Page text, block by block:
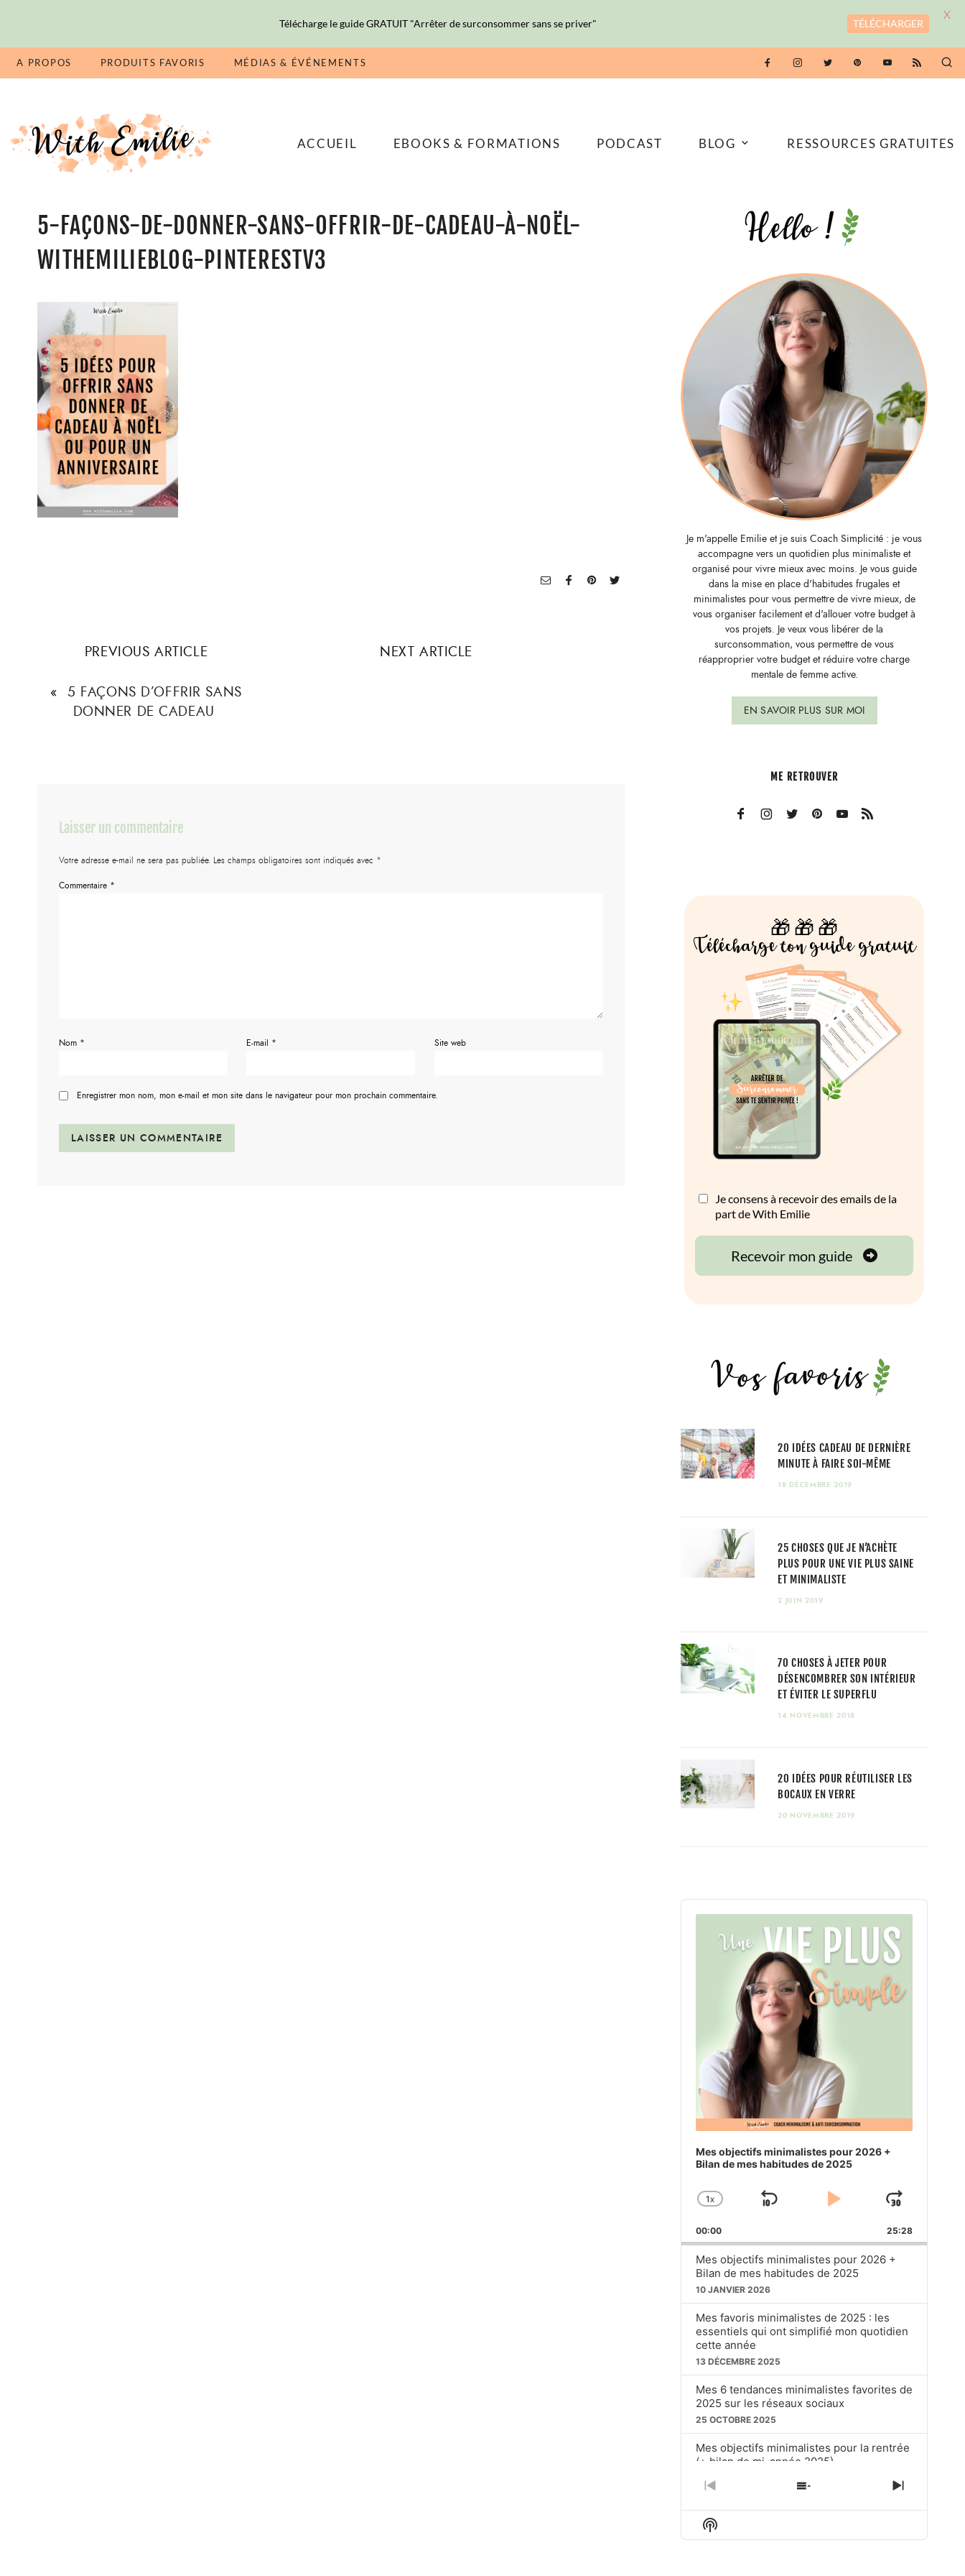
A PROPOS PRODUITS FAVORIS MÉDIAS & ÉVÉNEMENTS
ACCUEIL EBOOKS & FORMATIONS PODCAST BLOG RESSOURCES GRATUITES
5-FAÇONS-DE-DONNER-SANS-OFFRIR-DE-CADEAU-À-NOËL-
WITHEMILIEBLOG-PINTERESTV3
PREVIOUS ARTICLE
« 5 FAÇONS D’OFFRIR SANS
DONNER DE CADEAU
NEXT ARTICLE
Laisser un commentaire
Votre adresse e-mail ne sera pas publiée. Les champs obligatoires sont indiqués avec *
Commentaire *
Nom * E-mail * Site web
Enregistrer mon nom, mon e-mail et mon site dans le navigateur pour mon prochain commentaire.
Je m'appelle Emilie et je suis Coach Simplicité : je vous
accompagne vers un quotidien plus minimaliste et
organisé pour vivre mieux avec moins. Je vous guide
dans la mise en place d'habitudes frugales et
minimalistes pour vous permettre de vivre mieux, de
vous organiser facilement et d'allouer votre budget à
vos projets. Je veux vous libérer de la
surconsommation, vous permettre de vous
réapproprier votre budget et réduire votre charge
mentale de femme active.
EN SAVOIR PLUS SUR MOI
ME RETROUVER
20 IDÉES CADEAU DE DERNIÈRE
MINUTE À FAIRE SOI-MÊME
18 DÉCEMBRE 2019
25 CHOSES QUE JE N’ACHÈTE
PLUS POUR UNE VIE PLUS SAINE
ET MINIMALISTE
2 JUIN 2019
70 CHOSES À JETER POUR
DÉSENCOMBRER SON INTÉRIEUR
ET ÉVITER LE SUPERFLU
14 NOVEMBRE 2018
20 IDÉES POUR RÉUTILISER LES
BOCAUX EN VERRE
20 NOVEMBRE 2019
Audio
Mes objectifs minimalistes pour 2026 +
Bilan de mes habitudes de 2025
CHANGE
RATE
1X
SKIP
BACKWARD
PLAY
PAUSE
JUMP
00:00 25:28
Mes objectifs minimalistes pour 2026 +
Bilan de mes habitudes de 2025
10 JANVIER 2026
Mes favoris minimalistes de 2025 : les
essentiels qui ont simplifié mon quotidien
cette année
13 DÉCEMBRE 2025
Mes 6 tendances minimalistes favorites de
2025 sur les réseaux sociaux
25 OCTOBRE 2025
Mes objectifs minimalistes pour la rentrée
(+ bilan de mi-année 2025)
20 SEPTEMBRE 2025
j’utilise toujours en tant que minimaliste
PREVIOUS
EPISODE
SHOW
EPISODES
NEXT
Show
Podcast
Télécharge le guide GRATUIT "Arrêter de surconsommer sans se priver" TÉLÉCHARGER
X